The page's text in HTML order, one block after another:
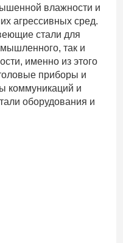
влажности и
агрессивных сред.
стали для
так и
именно из этого
приборы и
коммуникаций и
оборудования и